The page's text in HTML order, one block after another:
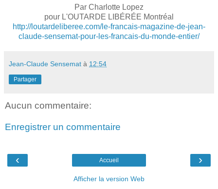
Par Charlotte Lopez
pour L'OUTARDE LIBÉRÉE Montréal
http://loutardeliberee.com/le-francais-magazine-de-jean-
claude-sensemat-pour-les-francais-du-monde-entier/
Jean-Claude Sensemat à 12:54
Partager
Aucun commentaire:
Enregistrer un commentaire
‹ ›
Accueil
Afficher la version Web